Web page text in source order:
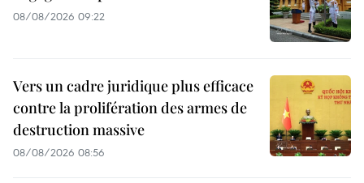
08/08/2026 09:22
Vers un cadre juridique plus efficace
contre la prolifération des armes de
destruction massive
08/08/2026 08:56